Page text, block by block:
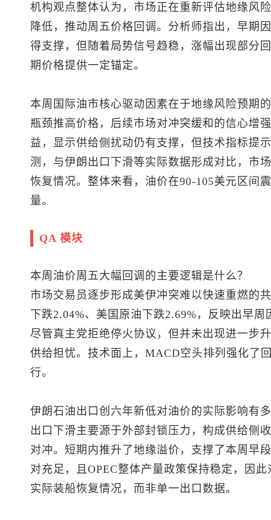
机构观点整体认为，市场正在重新评估地缘风
降低，推动周五价格回调。分析师指出，早期
得支撑，但随着局势信号趋稳，涨幅出现部分
期价格提供一定锚定。
本周国际油市核心驱动因素在于地缘风险预期
瓶颈推高价格，后续市场对冲突缓和的信心增
益，显示供给侧扰动仍有支撑，但技术指标提
测，与伊朗出口下滑等实际数据形成对比，市
恢复情况。整体来看，油价在90-105美元区间
量。
QA 模块
本周油价周五大幅回调的主要逻辑是什么？
市场交易员逐步形成美伊冲突难以快速重燃的
下跌2.04%、美国原油下跌2.69%，反映出早
尽管真主党拒绝停火协议，但并未出现进一步
供给担忧。技术面上，MACD空头排列强化了
行。
伊朗石油出口创六年新低对油价的实际影响有
出口下滑主要源于外部封锁压力，构成供给侧
对冲。短期内推升了地缘溢价，支撑了本周早
对充足，且OPEC整体产量政策保持稳定，因
实际装船恢复情况，而非单一出口数据。